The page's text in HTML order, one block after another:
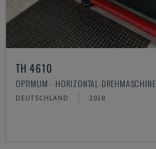
TH 4610
OPTIMUM - HORIZONTAL-DREHMASCHINE
DEUTSCHLAND 2018